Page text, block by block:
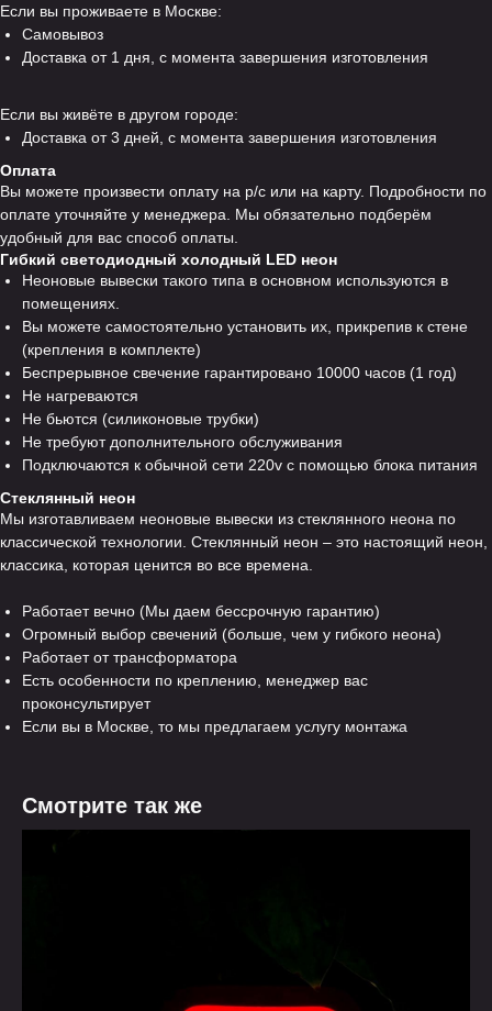
Если вы проживаете в Москве:
Самовывоз
Доставка от 1 дня, с момента завершения изготовления
Если вы живёте в другом городе:
Доставка от 3 дней, с момента завершения изготовления
Оплата
Вы можете произвести оплату на р/с или на карту. Подробности по
оплате уточняйте у менеджера. Мы обязательно подберём
удобный для вас способ оплаты.
Гибкий светодиодный холодный LED неон
Неоновые вывески такого типа в основном используются в
помещениях.
Вы можете самостоятельно установить их, прикрепив к стене
(крепления в комплекте)
Беспрерывное свечение гарантировано 10000 часов (1 год)
Не нагреваются
Не бьются (силиконовые трубки)
Не требуют дополнительного обслуживания
Подключаются к обычной сети 220v с помощью блока питания
Стеклянный неон
Мы изготавливаем неоновые вывески из стеклянного неона по
классической технологии. Стеклянный неон – это настоящий неон,
классика, которая ценится во все времена.
Работает вечно (Мы даем бессрочную гарантию)
Огромный выбор свечений (больше, чем у гибкого неона)
Работает от трансформатора
Есть особенности по креплению, менеджер вас
проконсультирует
Если вы в Москве, то мы предлагаем услугу монтажа
Смотрите так же